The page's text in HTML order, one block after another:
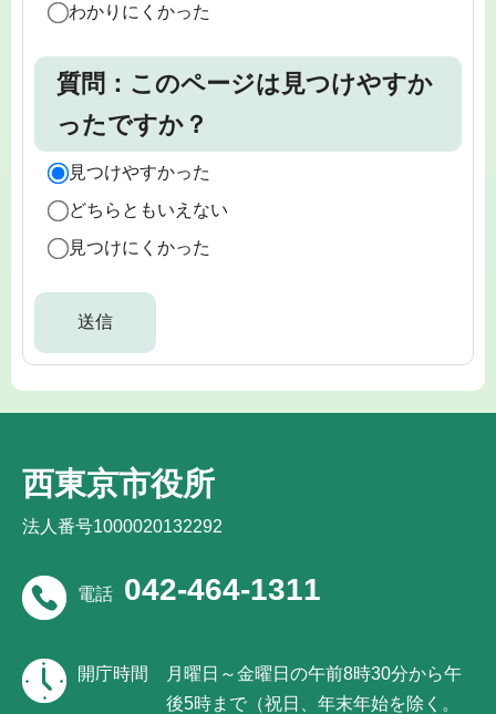
わかりにくかった
質問：このページは見つけやすか
ったですか？
見つけやすかった
どちらともいえない
見つけにくかった
西東京市役所
法人番号1000020132292
電話 042-464-1311
開庁時間
月曜日～金曜日の午前8時30分から午
後5時まで（祝日、年末年始を除く。